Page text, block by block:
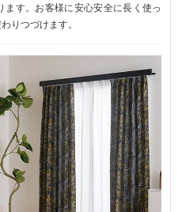
す。お客様に安心安全に長く使っ
りつづけます。